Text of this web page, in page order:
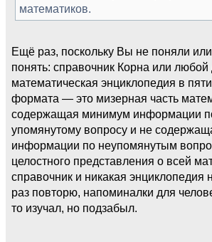
математиков.
Ещё раз, поскольку Вы не поняли или
понять: справочник Корна или любой
математическая энциклопедия в
формата — это мизерная часть
содержащая минимум информации
упомянутому вопросу и не
информации по неупомянутым
целостного представления о всей
справочник и никакая энциклопедия
раз повторю, напоминалки для
то изучал, но подзабыл.